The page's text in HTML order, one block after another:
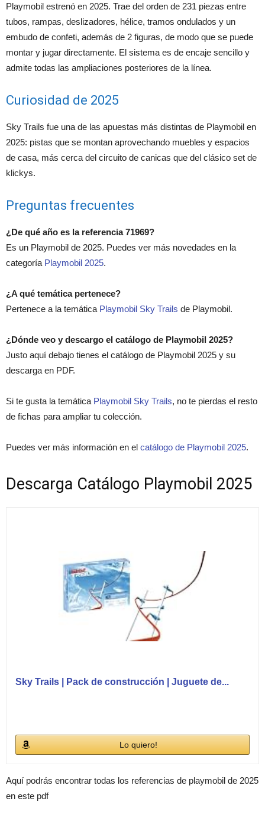
Playmobil estrenó en 2025. Trae del orden de 231 piezas entre
tubos, rampas, deslizadores, hélice, tramos ondulados y un
embudo de confeti, además de 2 figuras, de modo que se puede
montar y jugar directamente. El sistema es de encaje sencillo y
admite todas las ampliaciones posteriores de la línea.
Curiosidad de 2025
Sky Trails fue una de las apuestas más distintas de Playmobil en
2025: pistas que se montan aprovechando muebles y espacios
de casa, más cerca del circuito de canicas que del clásico set de
klickys.
Preguntas frecuentes
¿De qué año es la referencia 71969?
Es un Playmobil de 2025. Puedes ver más novedades en la
categoría Playmobil 2025.
¿A qué temática pertenece?
Pertenece a la temática Playmobil Sky Trails de Playmobil.
¿Dónde veo y descargo el catálogo de Playmobil 2025?
Justo aquí debajo tienes el catálogo de Playmobil 2025 y su
descarga en PDF.
Si te gusta la temática Playmobil Sky Trails, no te pierdas el resto
de fichas para ampliar tu colección.
Puedes ver más información en el catálogo de Playmobil 2025.
Descarga Catálogo Playmobil 2025
Sky Trails | Pack de construcción | Juguete de...
Lo quiero!
Aquí podrás encontrar todas los referencias de playmobil de 2025
en este pdf